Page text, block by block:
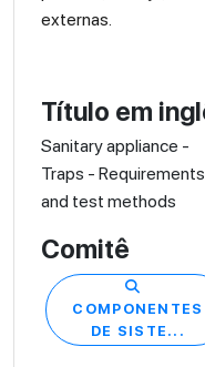
externas.
Título em
Sanitary appliance -
Traps - Requirements
and test methods
Comitê
COMPONENTES
DE SISTE...